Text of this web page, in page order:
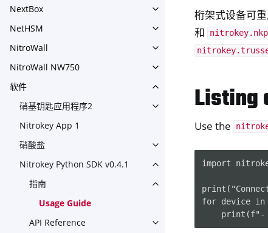
NextBox
Toggle navigation of
NetHSM
Toggle navigation of
NitroWall
Toggle navigation of
NitroWall NW750
Toggle navigation of
软件
Toggle navigation of 软件
硝基钥匙应用程序2
Toggle navigation of 硝基钥
Nitrokey App 1
硝酸盐
Toggle navigation of 硝酸盐
Nitrokey Python SDK v0.4.1
Toggle navigation of
指南
Toggle navigation of 指南
Usage Guide
API Reference
Toggle navigation of API
桁架式设备可
和
Listing
Use the
import
for device